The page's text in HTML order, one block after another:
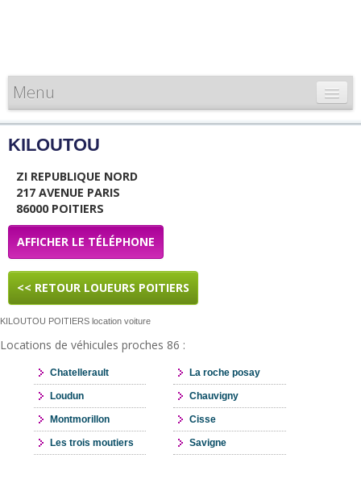
Menu
CARTE DE FRANCE
LOUEURS & PROFESSIONNELS
KILOUTOU
ZI REPUBLIQUE NORD
217 AVENUE PARIS
86000 POITIERS
AFFICHER LE TÉLÉPHONE
<< RETOUR LOUEURS POITIERS
KILOUTOU POITIERS location voiture
Locations de véhicules proches 86 :
Chatellerault La roche posay
Loudun Chauvigny
Montmorillon Cisse
Les trois moutiers Savigne